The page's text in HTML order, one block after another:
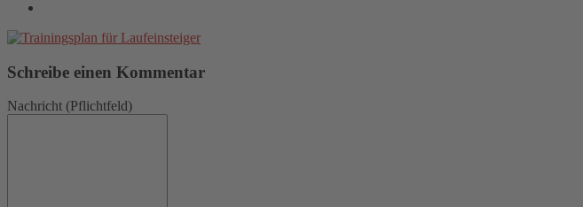
Schreibe einen Kommentar
Nachricht (Pflichtfeld)